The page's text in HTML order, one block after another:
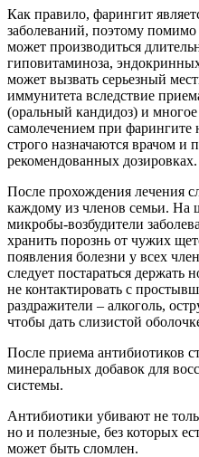
Как правило, фарингит
заболеваний, поэтому
может производиться
гиповитаминоза,
может вызвать серьезный
иммунитета вследствие
(оральный кандидоз) и многое
самолечением при фарингите
строго назначаются врачом и
рекомендованных дозировках.
После прохождения лечения
каждому из членов семьи. На
микробы-возбудители
хранить порознь от чужих
появления болезни у всех
следует постараться держать
не контактировать с
раздражители – алкоголь,
чтобы дать слизистой
После приема антибиотиков
минеральных добавок для
системы.
Антибиотики убивают не
но и полезные, без которых
может быть сломлен.